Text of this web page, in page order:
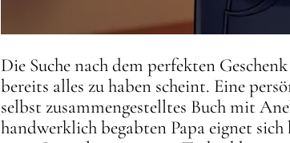
Die Suche nach dem perfekten
bereits alles zu haben scheint. Eine
selbst zusammengestelltes Buch mit
handwerklich begabten Papa eignet